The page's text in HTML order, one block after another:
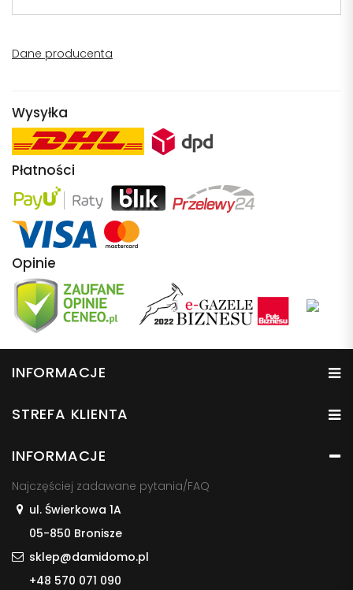
Dane producenta
Wysyłka
Płatności
Opinie
INFORMACJE
STREFA KLIENTA
INFORMACJE
Najczęściej zadawane pytania/FAQ
ul. Świerkowa 1A
05-850 Bronisze
sklep@damidomo.pl
+48 570 071 090